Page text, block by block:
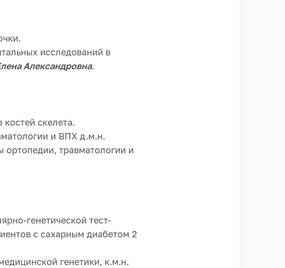
исследований в
Александровна.
скелета.
и ВПХ д.м.н.
ортопедии, травматологии и
генетической тест-
с сахарным диабетом 2
генетики, к.м.н.